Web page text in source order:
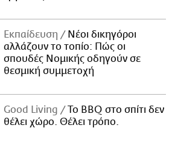
Εκπαίδευση
Νέοι δικηγόροι
αλλάζουν το τοπίο: Πώς οι
σπουδές Νομικής οδηγούν σε
θεσμική συμμετοχή
Good Living
Το BBQ στο σπίτι δεν
θέλει χώρο. Θέλει τρόπο.